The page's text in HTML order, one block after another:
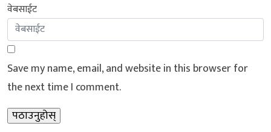
वेबसाईट
Save my name, email, and website in this browser for
the next time I comment.